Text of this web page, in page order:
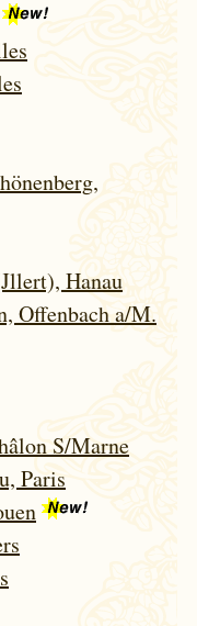
Hanau
Offenbach a/M.
S/Marne
Paris